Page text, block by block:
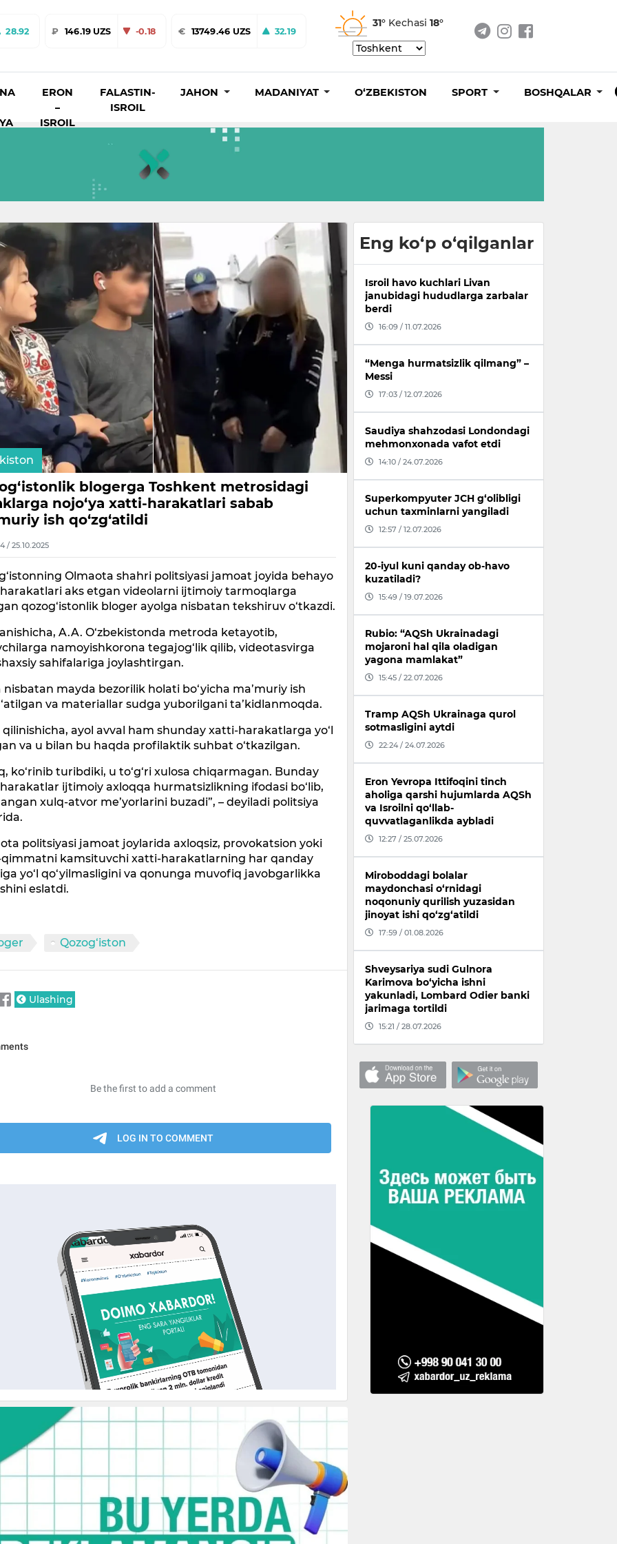
28.92 ₽ 146.19 UZS -0.18 € 13749.46 UZS 32.19
31° Kechasi 18°
ERON
–
ISROIL
FALASTIN-
ISROIL
JAHON MADANIYAT O‘ZBEKISTON SPORT BOSHQALAR
blogerga Toshkent metrosidagi
nojo‘ya xatti-harakatlari sabab
ish qo‘zg‘atildi
/ 25.10.2025
Olmaota shahri politsiyasi jamoat joyida behayo
aks etgan videolarni ijtimoiy tarmoqlarga
qozog‘istonlik bloger ayolga nisbatan tekshiruv o‘tkazdi.
A.A. O‘zbekistonda metroda ketayotib,
namoyishkorona tegajog‘lik qilib, videotasvirga
sahifalariga joylashtirgan.
nisbatan mayda bezorilik holati bo‘yicha ma’muriy ish
va materiallar sudga yuborilgani ta’kidlanmoqda.
qilinishicha, ayol avval ham shunday xatti-harakatlarga yo‘l
va u bilan bu haqda profilaktik suhbat o‘tkazilgan.
ko‘rinib turibdiki, u to‘g‘ri xulosa chiqarmagan. Bunday
ijtimoiy axloqqa hurmatsizlikning ifodasi bo‘lib,
xulq-atvor me’yorlarini buzadi”, – deyiladi politsiya
politsiyasi jamoat joylarida axloqsiz, provokatsion yoki
kamsituvchi xatti-harakatlarning har qanday
yo‘l qo‘yilmasligini va qonunga muvofiq javobgarlikka
eslatdi.
Qozog‘iston
Ulashing
Eng ko‘p o‘qilganlar
Isroil havo kuchlari Livan
janubidagi hududlarga zarbalar
berdi
16:09 / 11.07.2026
“Menga hurmatsizlik qilmang” –
Messi
17:03 / 12.07.2026
Saudiya shahzodasi Londondagi
mehmonxonada vafot etdi
14:10 / 24.07.2026
Superkompyuter JCH g‘olibligi
uchun taxminlarni yangiladi
12:57 / 12.07.2026
20-iyul kuni qanday ob-havo
kuzatiladi?
15:49 / 19.07.2026
Rubio: “AQSh Ukrainadagi
mojaroni hal qila oladigan
yagona mamlakat”
15:45 / 22.07.2026
Tramp AQSh Ukrainaga qurol
sotmasligini aytdi
22:24 / 24.07.2026
Eron Yevropa Ittifoqini tinch
aholiga qarshi hujumlarda AQSh
va Isroilni qo‘llab-
quvvatlaganlikda aybladi
12:27 / 25.07.2026
Miroboddagi bolalar
maydonchasi o‘rnidagi
noqonuniy qurilish yuzasidan
jinoyat ishi qo‘zg‘atildi
17:59 / 01.08.2026
Shveysariya sudi Gulnora
Karimova bo‘yicha ishni
yakunladi, Lombard Odier banki
jarimaga tortildi
15:21 / 28.07.2026